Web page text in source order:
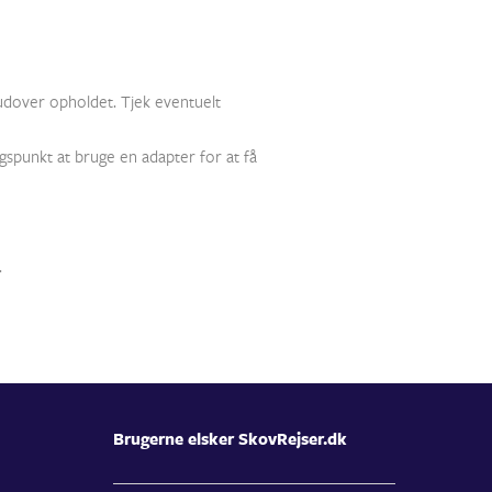
opholdet. Tjek eventuelt
at bruge en adapter for at få
Brugerne elsker SkovRejser.dk